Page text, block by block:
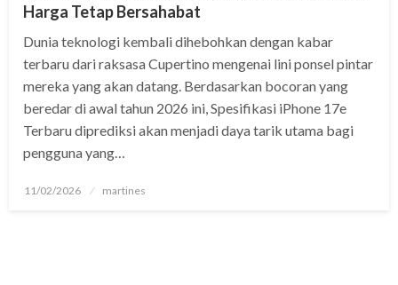
Harga Tetap Bersahabat
Dunia teknologi kembali dihebohkan dengan kabar
terbaru dari raksasa Cupertino mengenai lini ponsel pintar
mereka yang akan datang. Berdasarkan bocoran yang
beredar di awal tahun 2026 ini, Spesifikasi iPhone 17e
Terbaru diprediksi akan menjadi daya tarik utama bagi
pengguna yang…
Posted
11/02/2026 martines